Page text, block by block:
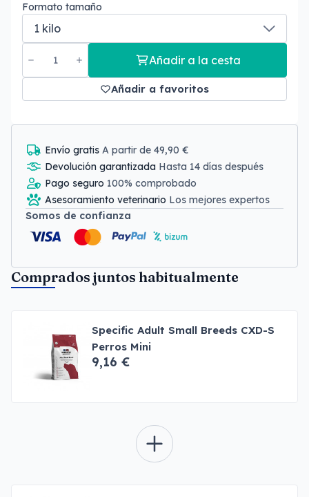
Formato tamaño
Añadir a la cesta
Añadir a favoritos
Envío gratis A partir de 49,90 €
Devolución garantizada Hasta 14 días después
Pago seguro 100% comprobado
Asesoramiento veterinario Los mejores expertos
Somos de confianza
Comprados juntos habitualmente
Specific Adult Small Breeds CXD-S
Perros Mini
9,16 €